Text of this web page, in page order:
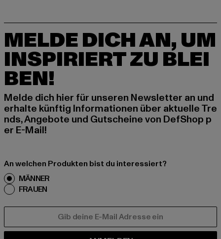
MELDE DICH AN, UM
INSPIRIERT ZU BLEI
BEN!
Melde dich hier für unseren Newsletter an und
erhalte künftig Informationen über aktuelle Tre
nds, Angebote und Gutscheine von DefShop p
er E-Mail!
An welchen Produkten bist du interessiert?
MÄNNER
FRAUEN